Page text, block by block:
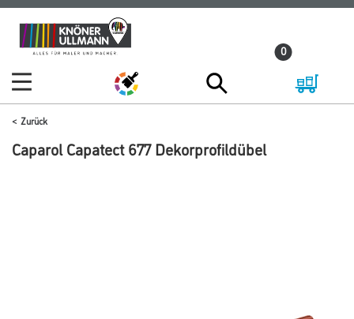
Zum
Inhalt
Zum
Navigationsmenü
0
Zurück
Caparol Capatect 677 Dekorprofildübel